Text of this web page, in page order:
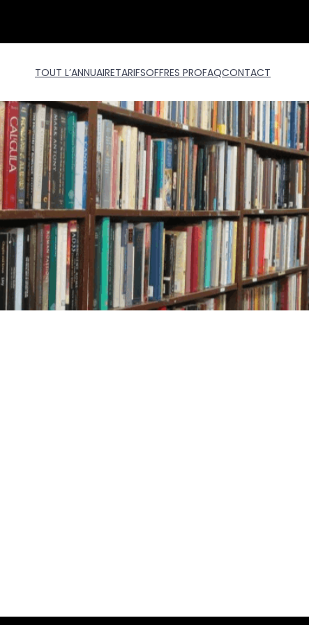
TOUT L’ANNUAIRETARIFSOFFRES PROFAQCONTACT